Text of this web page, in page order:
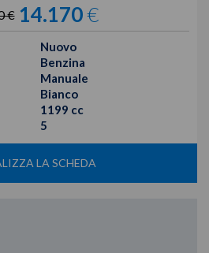
€ 14.170€
Nuovo
Benzina
Manuale
Bianco
1199 cc
5
LA SCHEDA